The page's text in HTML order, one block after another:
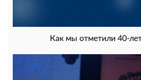
Как мы отметили 40-